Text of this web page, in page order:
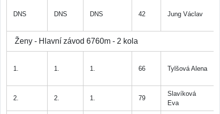
DNS DNS DNS 42 Jung Václav
Ženy - Hlavní závod 6760m - 2 kola
1. 1. 1. 66 Tylšová Alena
2. 2. 1. 79
Slavíková
Eva